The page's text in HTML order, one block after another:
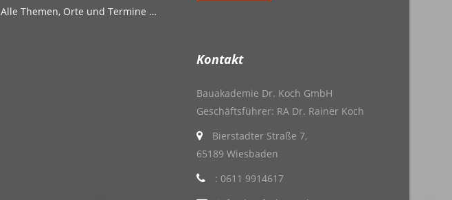
Alle Themen, Orte und Termine …
Kontakt
Bauakademie Dr. Koch GmbH
Geschäftsführer: RA Dr. Rainer Koch
Bierstadter Straße 7,
65189 Wiesbaden
: 0611 9914617